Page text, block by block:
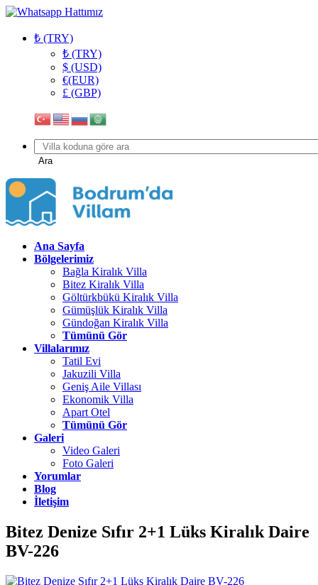
₺ (TRY)
₺ (TRY)
$ (USD)
€(EUR)
£ (GBP)
Ara
Ana Sayfa
Bölgelerimiz
Bağla Kiralık Villa
Bitez Kiralık Villa
Göltürkbükü Kiralık Villa
Gümüşlük Kiralık Villa
Gündoğan Kiralık Villa
Tümünü Gör
Villalarımız
Tatil Evi
Jakuzili Villa
Geniş Aile Villası
Ekonomik Villa
Apart Otel
Tümünü Gör
Galeri
Video Galeri
Foto Galeri
Yorumlar
Blog
İletişim
Bitez Denize Sıfır 2+1 Lüks Kiralık Daire
BV-226